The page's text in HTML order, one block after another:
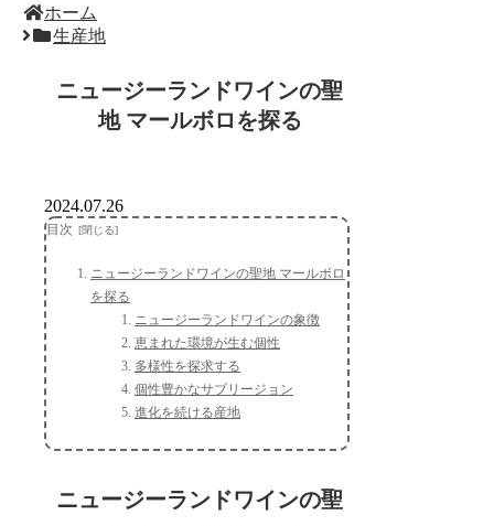
ホーム
生産地
ニュージーランドワインの聖
地 マールボロを探る
2024.07.26
目次
ニュージーランドワインの聖地 マールボロ
を探る
ニュージーランドワインの象徴
恵まれた環境が生む個性
多様性を探求する
個性豊かなサブリージョン
進化を続ける産地
ニュージーランドワインの聖